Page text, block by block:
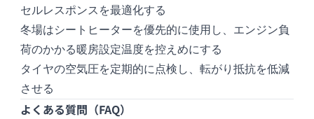
セルレスポンスを最適化する
冬場はシートヒーターを優先的に使用し、エンジン負
荷のかかる暖房設定温度を控えめにする
タイヤの空気圧を定期的に点検し、転がり抵抗を低減
させる
よくある質問（FAQ）